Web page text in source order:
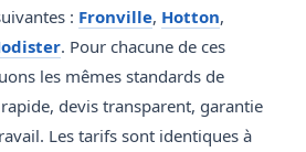
: Fronville, Hotton,
. Pour chacune de ces
les mêmes standards de
devis transparent, garantie
Les tarifs sont identiques à